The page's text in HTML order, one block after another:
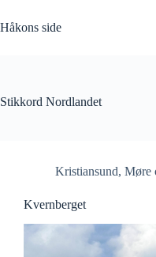
til
innholdet
Håkons side
Stikkord Nordlandet
Kristiansund, Møre
Kvernberget